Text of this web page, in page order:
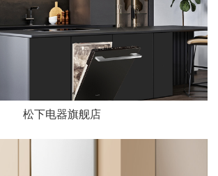
松下电器旗舰店